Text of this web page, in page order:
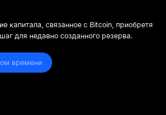
капитала, связанное с Bitcoin, приобретя
для недавно созданного резерва.
времени